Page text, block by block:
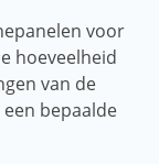
voor
hoeveelheid
van de
bepaalde